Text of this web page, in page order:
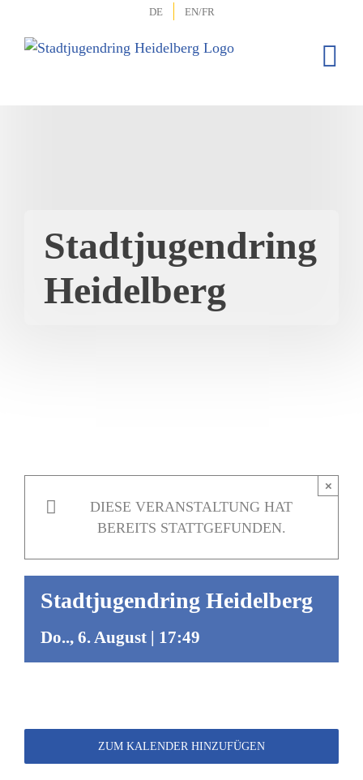
springen
DE EN/FR
Stadtjugendring
Heidelberg
DIESE VERANSTALTUNG HAT
BEREITS STATTGEFUNDEN.
×
Stadtjugendring Heidelberg
Do.., 6. August | 17:49
ZUM KALENDER HINZUFÜGEN